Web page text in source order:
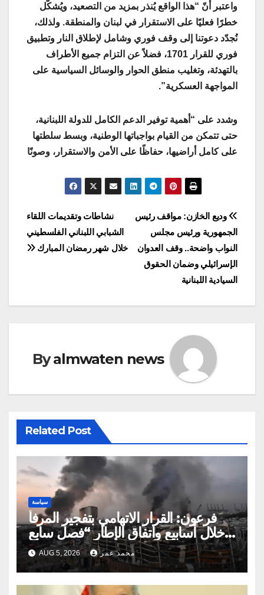
واعتبر أنّ “هذا الواقع يُنذر بمزيد من التصعيد، ويُشكّل
خطرًا فعليًا على الاستقرار في لبنان والمنطقة. ولذلك،
نُجدّد دعوتنا إلى وقف فوري وشامل لإطلاق النار وتطبيق
فوري للقرار 1701، فضلاً عن التزام جميع الأطراف
بالتهدئة، وتغليب منطق الحوار والوسائل السياسية على
المواجهة العسكرية”.
وشدد على “أهمية توفير الدعم الكامل للدولة اللبنانية،
حتى تتمكن من القيام بواجباتها الوطنية، وبسط سلطتها
على كامل أراضيها، حفاظًا على الأمن والاستقرار، وصونًا
Post
navigation
نشاطات وتقديمات اللقاء
الشبابي اللبناني الفلسطيني
خلال شهر رمضان المبارك
وديع الخازن: مواقف رئيس
الجمهورية ورئيس مجلس
النواب واضحة.. وقف العدوان
الإسرائيلي وضمان الحقوق
السيادية اللبنانية
Byalmwaten news
Related Post
سياسة
فرعون: القرار الاتهامي بتفجير المرفأ
خلال أسابيع واتفاق الإطار “فصل سابع
ونصف”
AUG 5, 2026 محمد عمر